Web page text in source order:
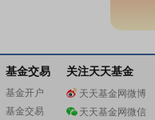
基金交易
基金开户
基金交易
关注天天基金
天天基金网微博
天天基金网微信